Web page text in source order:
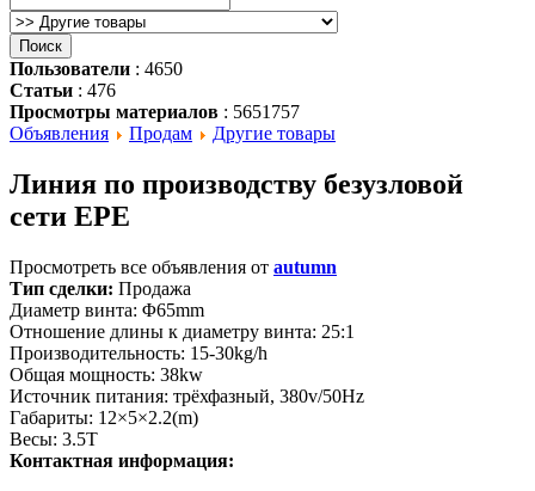
Пользователи : 4650
Статьи : 476
Просмотры материалов : 5651757
Объявления
Продам Другие товары
Линия по производству безузловой
сети EPE
Просмотреть все объявления от autumn
Тип сделки: Продажа
Диаметр винта: Φ65mm
Отношение длины к диаметру винта: 25:1
Производительность: 15-30kg/h
Общая мощность: 38kw
Источник питания: трёхфазный, 380v/50Hz
Габариты: 12×5×2.2(m)
Весы: 3.5T
Контактная информация: